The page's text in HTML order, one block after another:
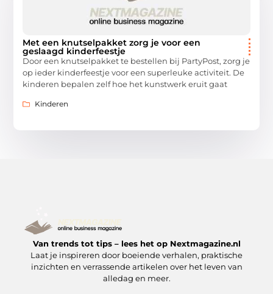
Met een knutselpakket zorg je voor een
geslaagd kinderfeestje
Door een knutselpakket te bestellen bij PartyPost, zorg je
op ieder kinderfeestje voor een superleuke activiteit. De
kinderen bepalen zelf hoe het kunstwerk eruit gaat
Kinderen
Van trends tot tips – lees het op Nextmagazine.nl
Laat je inspireren door boeiende verhalen, praktische
inzichten en verrassende artikelen over het leven van
alledag en meer.